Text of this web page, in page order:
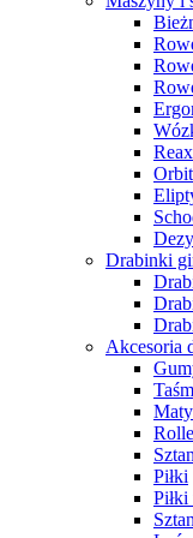
Drabinki
Akcesoria
Piłki
Piłki